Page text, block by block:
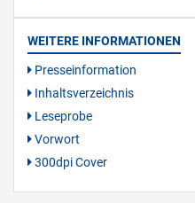
WEITERE INFORMATIONEN
Presseinformation
Inhaltsverzeichnis
Leseprobe
Vorwort
300dpi Cover